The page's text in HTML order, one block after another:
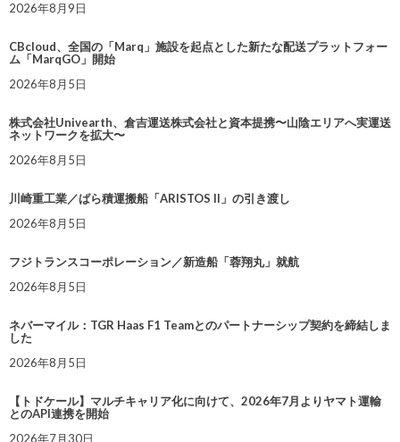
2026年8月9日
CBcloud、全国の「Marq」施設を起点とした新たな配送プラットフォー
ム「MarqGO」開始
2026年8月5日
株式会社Univearth、倉吉運送株式会社と資本提携〜山陰エリアへ実運送
ネットワークを拡大〜
2026年8月5日
川崎重工業／ばら積運搬船「ARISTOS II」の引き渡し
2026年8月5日
フジトランスコーポレーション／新造船「蓉翔丸」就航
2026年8月5日
ネバーマイル：TGR Haas F1 Teamとのパートナーシップ契約を締結しま
した
2026年8月5日
【トドケール】マルチキャリア化に向けて、2026年7月よりヤマト運輸
とのAPI連携を開始
2026年7月30日